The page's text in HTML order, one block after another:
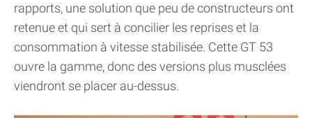
rapports, une solution que peu de constructeurs ont
retenue et qui sert à concilier les reprises et la
consommation à vitesse stabilisée. Cette GT 53
ouvre la gamme, donc des versions plus musclées
viendront se placer au-dessus.